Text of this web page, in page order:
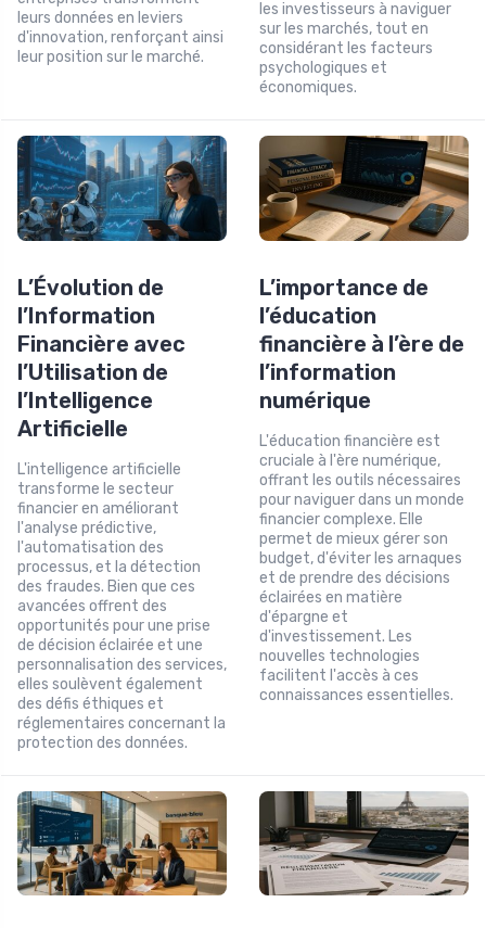
leurs données en leviers
d'innovation, renforçant ainsi
leur position sur le marché.
les investisseurs à naviguer
sur les marchés, tout en
considérant les facteurs
psychologiques et
économiques.
L’Évolution de
l’Information
Financière avec
l’Utilisation de
l’Intelligence
Artificielle
L'intelligence artificielle
transforme le secteur
financier en améliorant
l'analyse prédictive,
l'automatisation des
processus, et la détection
des fraudes. Bien que ces
avancées offrent des
opportunités pour une prise
de décision éclairée et une
personnalisation des services,
elles soulèvent également
des défis éthiques et
réglementaires concernant la
protection des données.
L’importance de
l’éducation
financière à l’ère de
l’information
numérique
L'éducation financière est
cruciale à l'ère numérique,
offrant les outils nécessaires
pour naviguer dans un monde
financier complexe. Elle
permet de mieux gérer son
budget, d'éviter les arnaques
et de prendre des décisions
éclairées en matière
d'épargne et
d'investissement. Les
nouvelles technologies
facilitent l'accès à ces
connaissances essentielles.